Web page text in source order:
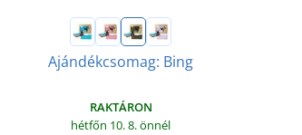
Ajándékcsomag: Bing
RAKTÁRON
hétfőn 10. 8.önnél